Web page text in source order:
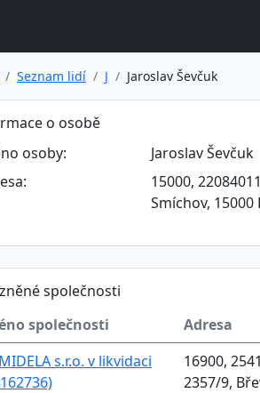
Seznam lidí J Jaroslav Ševčuk
o osobě
osoby:
Jaroslav Ševčuk
15000,
Smíchov, 15000
společnosti
společnosti
Adresa
s.r.o. v likvidaci
16900,
2357/9,